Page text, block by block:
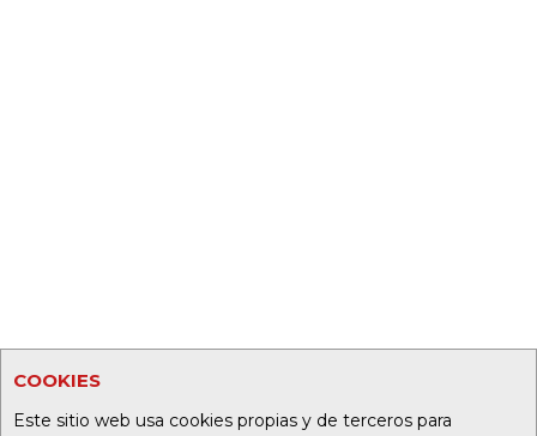
COOKIES
Este sitio web usa cookies propias y de terceros para